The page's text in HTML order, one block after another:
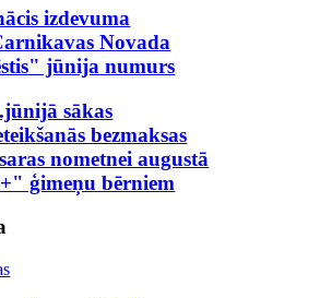
izdevuma
Novada
jūnija numurs
sākas
bezmaksas
nometnei augustā
ģimeņu bērniem